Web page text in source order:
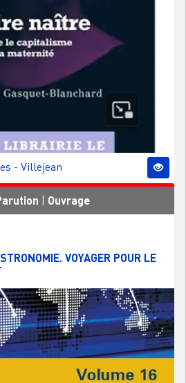
- Villejean
| Ouvrage
VOYAGER POUR LE